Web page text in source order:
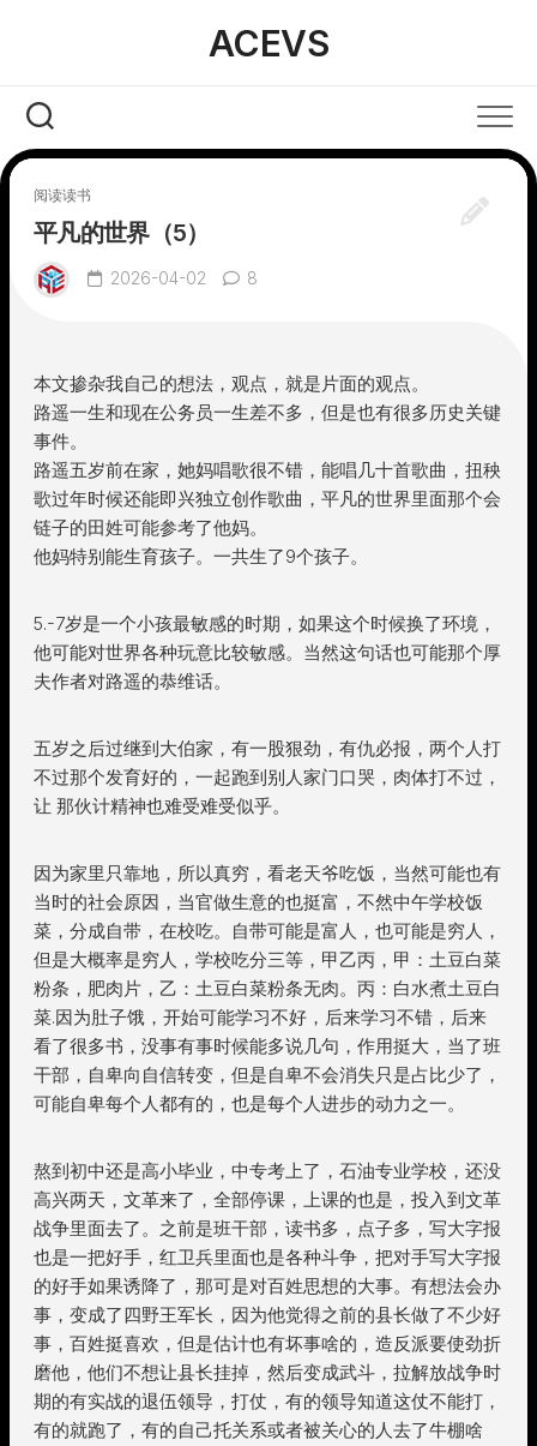
ACEVS
阅读读书
平凡的世界（5）
2026-04-02 8
本文掺杂我自己的想法，观点，就是片面的观点。
路遥一生和现在公务员一生差不多，但是也有很多历史关键
事件。
路遥五岁前在家，她妈唱歌很不错，能唱几十首歌曲，扭秧
歌过年时候还能即兴独立创作歌曲，平凡的世界里面那个会
链子的田姓可能参考了他妈。
他妈特别能生育孩子。一共生了9个孩子。
5.-7岁是一个小孩最敏感的时期，如果这个时候换了环境，
他可能对世界各种玩意比较敏感。当然这句话也可能那个厚
夫作者对路遥的恭维话。
五岁之后过继到大伯家，有一股狠劲，有仇必报，两个人打
不过那个发育好的，一起跑到别人家门口哭，肉体打不过，
让 那伙计精神也难受难受似乎。
因为家里只靠地，所以真穷，看老天爷吃饭，当然可能也有
当时的社会原因，当官做生意的也挺富，不然中午学校饭
菜，分成自带，在校吃。自带可能是富人，也可能是穷人，
但是大概率是穷人，学校吃分三等，甲乙丙，甲：土豆白菜
粉条，肥肉片，乙：土豆白菜粉条无肉。丙：白水煮土豆白
菜.因为肚子饿，开始可能学习不好，后来学习不错，后来
看了很多书，没事有事时候能多说几句，作用挺大，当了班
干部，自卑向自信转变，但是自卑不会消失只是占比少了，
可能自卑每个人都有的，也是每个人进步的动力之一。
熬到初中还是高小毕业，中专考上了，石油专业学校，还没
高兴两天，文革来了，全部停课，上课的也是，投入到文革
战争里面去了。之前是班干部，读书多，点子多，写大字报
也是一把好手，红卫兵里面也是各种斗争，把对手写大字报
的好手如果诱降了，那可是对百姓思想的大事。有想法会办
事，变成了四野王军长，因为他觉得之前的县长做了不少好
事，百姓挺喜欢，但是估计也有坏事啥的，造反派要使劲折
磨他，他们不想让县长挂掉，然后变成武斗，拉解放战争时
期的有实战的退伍领导，打仗，有的领导知道这仗不能打，
有的就跑了，有的自己托关系或者被关心的人去了牛棚啥